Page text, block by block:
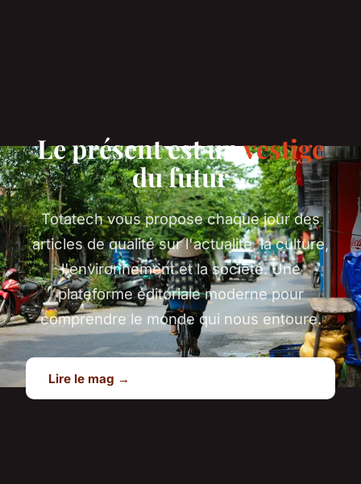
Le présent est unvestige
du futur
Totatech vous propose chaque jour des
articles de qualité sur l'actualité, la culture,
l'environnement et la société. Une
plateforme éditoriale moderne pour
comprendre le monde qui nous entoure.
Lire le mag →